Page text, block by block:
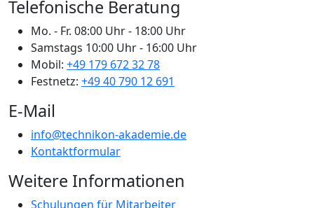
Telefonische Beratung
Mo. - Fr. 08:00 Uhr - 18:00 Uhr
Samstags 10:00 Uhr - 16:00 Uhr
Mobil: +49 179 672 32 78
Festnetz: +49 40 790 12 691
E-Mail
info@technikon-akademie.de
Kontaktformular
Weitere Informationen
Schulungen für Mitarbeiter